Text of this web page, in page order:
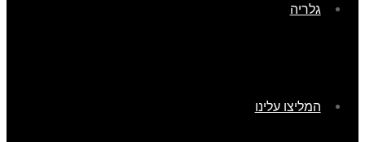
גלריה
המליצו עלינו